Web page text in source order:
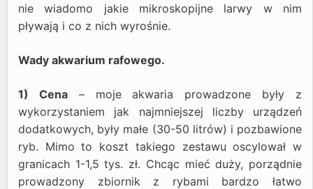
nie wiadomo jakie mikroskopijne larwy w nim
pływają i co z nich wyrośnie.
Wady akwarium rafowego.
1) Cena– moje akwaria prowadzone były z
wykorzystaniem jak najmniejszej liczby urządzeń
dodatkowych, były małe (30-50 litrów) i pozbawione
ryb. Mimo to koszt takiego zestawu oscylował w
granicach 1-1,5 tys. zł. Chcąc mieć duży, porządnie
prowadzony zbiornik z rybami bardzo łatwo